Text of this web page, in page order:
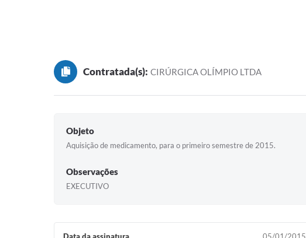
Contratada(s): CIRÚRGICA OLÍMPIO LTDA
Objeto
Aquisição de medicamento, para o primeiro semestre de 2015.
Observações
EXECUTIVO